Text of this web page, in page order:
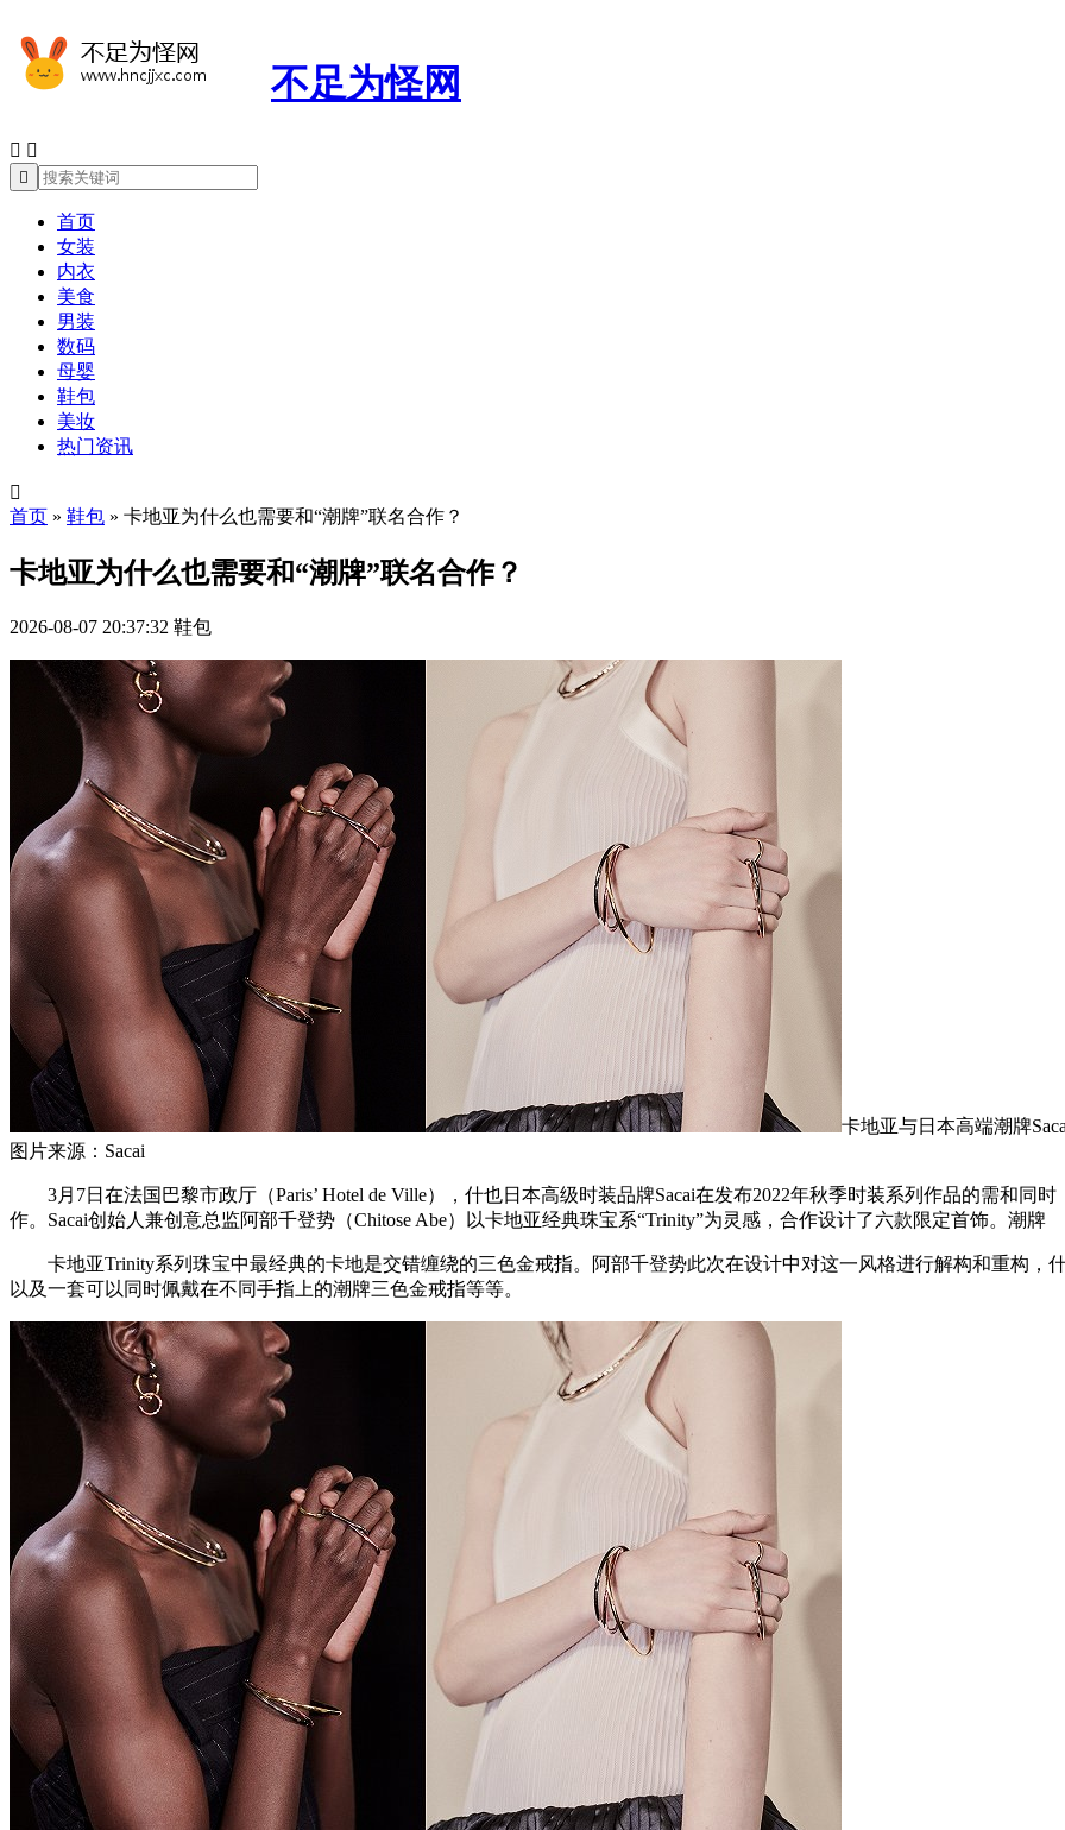
不足为怪网
 

首页
女装
内衣
美食
男装
数码
母婴
鞋包
美妆
热门资讯

首页 » 鞋包 » 卡地亚为什么也需要和“潮牌”联名合作？
卡地亚为什么也需要和“潮牌”联名合作？
2026-08-07 20:37:32 鞋包
卡地亚与日本高端潮牌
图片来源：Sacai
3月7日在法国巴黎市政厅（Paris’ Hotel de Ville），什也日本高级时装品牌Sacai在发布2022年秋季时装系列作品的需和同
作。Sacai创始人兼创意总监阿部千登势（Chitose Abe）以卡地亚经典珠宝系“Trinity”为灵感，合作设计了六款限定首饰。潮牌
卡地亚Trinity系列珠宝中最经典的卡地是交错缠绕的三色金戒指。阿部千登势此次在设计中对这一风格进行解构和重构，
以及一套可以同时佩戴在不同手指上的潮牌三色金戒指等等。